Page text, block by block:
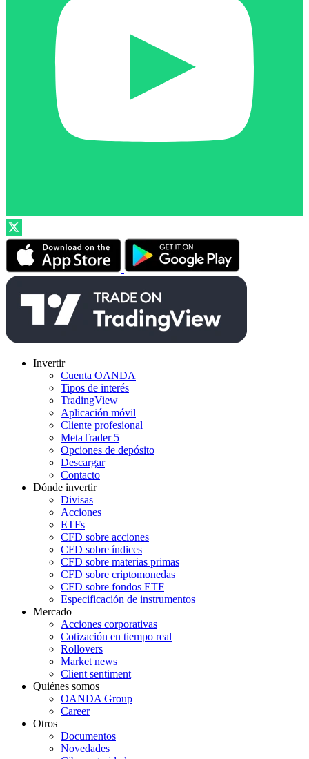
Invertir
Cuenta OANDA
Tipos de interés
TradingView
Aplicación móvil
Cliente profesional
MetaTrader 5
Opciones de depósito
Descargar
Contacto
Dónde invertir
Divisas
Acciones
ETFs
CFD sobre acciones
CFD sobre índices
CFD sobre materias primas
CFD sobre criptomonedas
CFD sobre fondos ETF
Especificación de instrumentos
Mercado
Acciones corporativas
Cotización en tiempo real
Rollovers
Market news
Client sentiment
Quiénes somos
OANDA Group
Career
Otros
Documentos
Novedades